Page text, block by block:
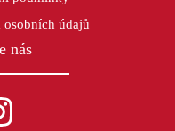
osobních údajů
nás